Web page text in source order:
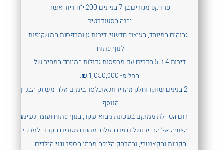
פרויקט מגורים בן 7 בניינים 200 י”ח דיור אשר
נבנה בסטנדרטים
גבוהים במיוחד, בעיצוב חדשני, דירות גן ומרפסות המשקיפות
לנוף פתוח.
דירות 4 ו- 5 חדרים עם מרפסות גדולות במיוחד במחיר של
החל מ- 1,050,000 ₪.
2 בנינים שווקו וחלק מהדירות אוכלסו. בימים אלה משווק הבניין
הנוסף.
רום הטיילת ממוקם בשכונת מבוא שקד, בנוף פתוח ועוצר נשימה
הצופה אל הרי ירושלים וים המלח. מתחם מגורים הקרוב למרכזי
הקניות והקאנטרי, ובמרחק הליכה מבתי הספר וגני הילדים.